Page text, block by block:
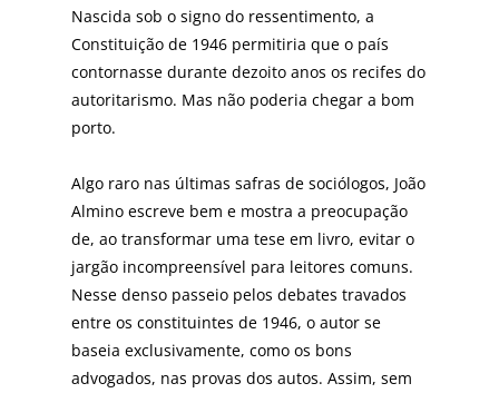
Nascida sob o signo do ressentimento, a
Constituição de 1946 permitiria que o país
contornasse durante dezoito anos os recifes do
autoritarismo. Mas não poderia chegar a bom
porto.
Algo raro nas últimas safras de sociólogos, João
Almino escreve bem e mostra a preocupação
de, ao transformar uma tese em livro, evitar o
jargão incompreensível para leitores comuns.
Nesse denso passeio pelos debates travados
entre os constituintes de 1946, o autor se
baseia exclusivamente, como os bons
advogados, nas provas dos autos. Assim, sem